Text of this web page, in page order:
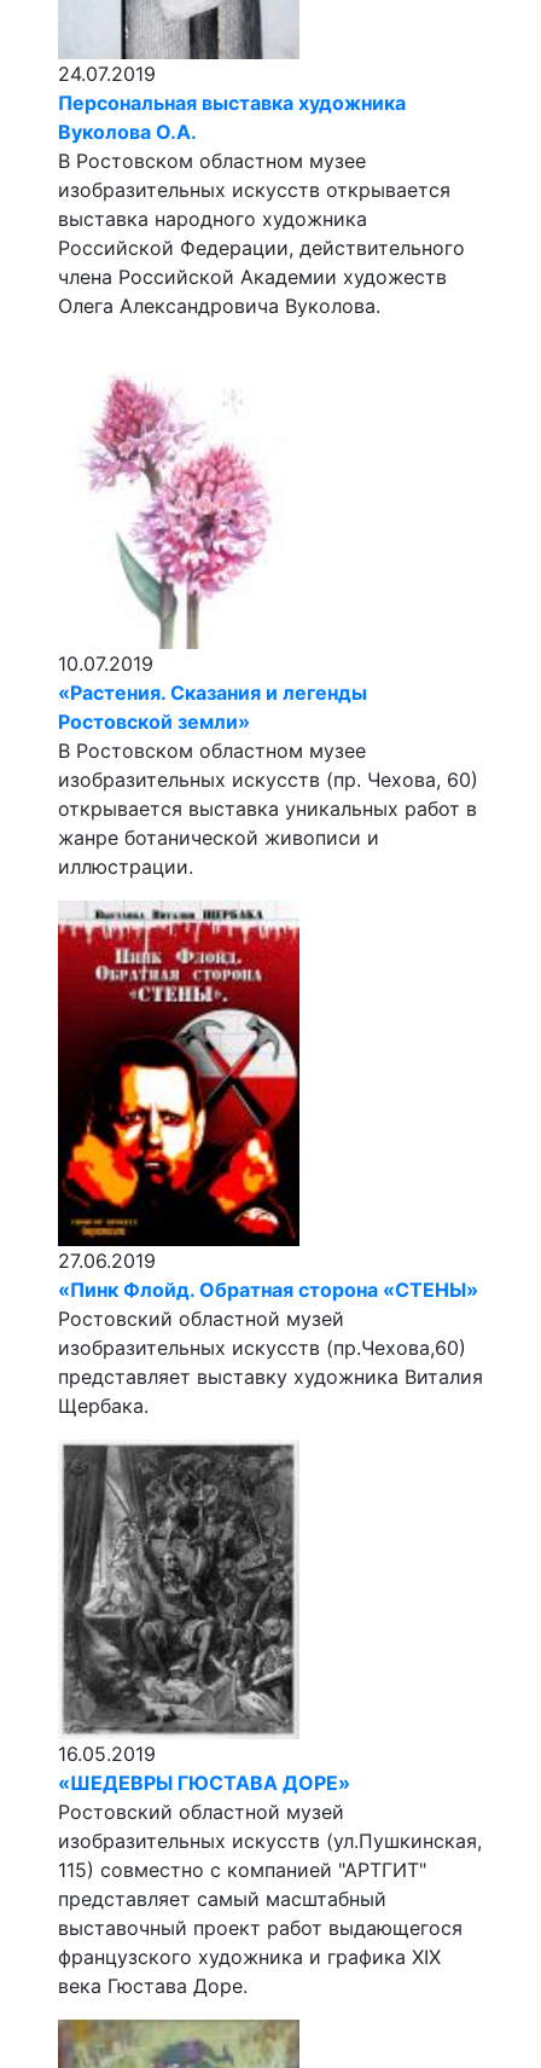
24.07.2019
Персональная выставка художника
Вуколова О.А.
В Ростовском областном музее
изобразительных искусств открывается
выставка народного художника
Российской Федерации, действительного
члена Российской Академии художеств
Олега Александровича Вуколова.
10.07.2019
«Растения. Сказания и легенды
Ростовской земли»
В Ростовском областном музее
изобразительных искусств (пр. Чехова, 60)
открывается выставка уникальных работ в
жанре ботанической живописи и
иллюстрации.
27.06.2019
«Пинк Флойд. Обратная сторона «СТЕНЫ»
Ростовский областной музей
изобразительных искусств (пр.Чехова,60)
представляет выставку художника Виталия
Щербака.
16.05.2019
«ШЕДЕВРЫ ГЮСТАВА ДОРЕ»
Ростовский областной музей
изобразительных искусств (ул.Пушкинская,
115) совместно с компанией "АРТГИТ"
представляет самый масштабный
выставочный проект работ выдающегося
французского художника и графика XIX
века Гюстава Доре.